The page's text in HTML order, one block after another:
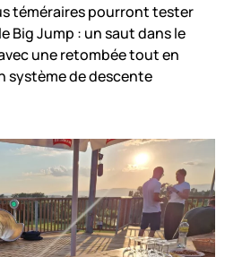
téméraires pourront tester
Big Jump : un saut dans le
une retombée tout en
système de descente